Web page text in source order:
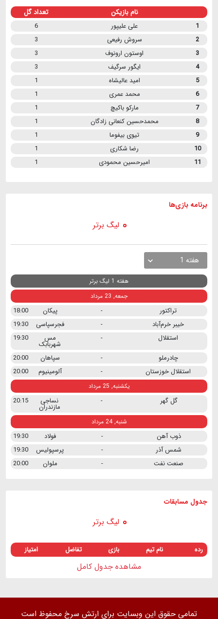
نام بازیکن تعداد گل
1 علی علیپور
6
2
سروش رفیعی
3
3
اوستون ارونوف
3
4
ایگور سرگیف
3
5
امید عالیشاه
1
6
محمد عمری
1
7
مارکو باکیچ
1
8
محمدحسین کنعانی زادگان
1
9
تیوی بیفوما
1
10
رضا شکاری
1
11
امیرحسین محمودی 1
برنامه بازی ها
لیگ برتر
هفته 1
هفته 1 لیگ برتر
جمعه, 23 مرداد
تراکتور - پیکان
18:00
خیبر خرم‌آباد
- فجرسپاسی
19:30
استقلال
- مس
شهربابک
19:30
چادرملو
- سپاهان
20:00
استقلال خوزستان
- آلومینیوم 20:00
یکشنبه, 25 مرداد
گل گهر - نساجی
مازندران
20:15
شنبه, 24 مرداد
ذوب آهن - فولاد
19:30
شمس آذر
- پرسپولیس
19:30
صنعت نفت
- ملوان 20:00
جدول مسابقات
لیگ برتر
رده نام تیم بازی تفاضل امتیاز
مشاهده جدول کامل
تمامی حقوق این وبسایت برای ارتش سرخ محفوظ است